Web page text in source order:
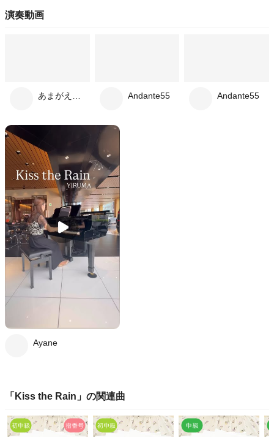
演奏動画
Andante55 Andante55
Ayane
「 Kiss the Rain 」の関連曲